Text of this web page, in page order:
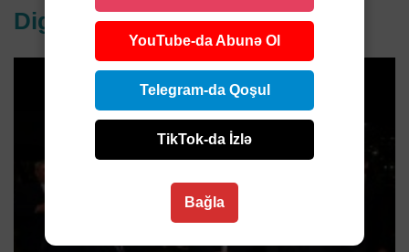
Digər xəbərlər
YouTube-da Abunə Ol
Telegram-da Qoşul
TikTok-da İzlə
Bağla